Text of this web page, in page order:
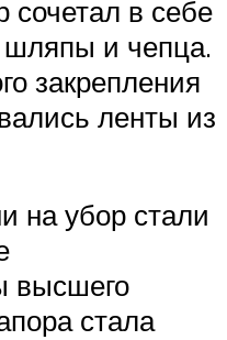
сочетал в себе
и чепца.
закрепления
ленты из
на убор стали
высшего
стала